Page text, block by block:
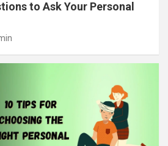
to Ask Your Personal